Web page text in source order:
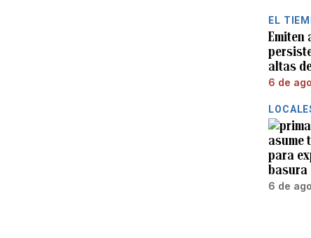
EL
Emiten
altas
6 de
asume
para
basura
6 de